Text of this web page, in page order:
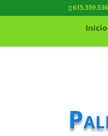
615.559.536
Inicio